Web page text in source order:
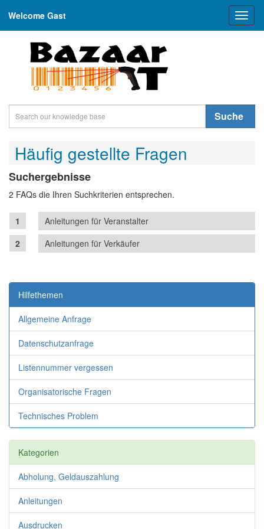
Welcome Gast
Suche
Häufig gestellte Fragen
Suchergebnisse
2 FAQs die Ihren Suchkriterien entsprechen.
Anleitungen für Veranstalter
Anleitungen für Verkäufer
Hilfethemen
Allgemeine Anfrage
Datenschutzanfrage
Listennummer vergessen
Organisatorische Fragen
Technisches Problem
Kategorien
Abholung, Geldauszahlung
Anleitungen
Ausdrucken